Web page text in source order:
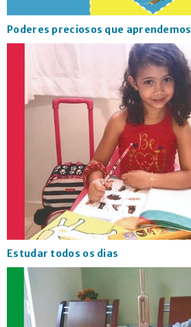
Poderes preciosos que aprendemos
Estudar todos os dias